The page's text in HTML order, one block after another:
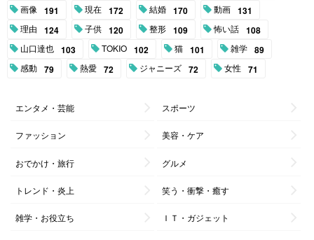
画像 191 現在 172 結婚 170 動画 131
理由 124 子供 120 整形 109 怖い話 108
山口達也 103 TOKIO 102 猫 101 雑学 89
感動 79 熱愛 72 ジャニーズ 72 女性 71
エンタメ・芸能 スポーツ
ファッション 美容・ケア
おでかけ・旅行 グルメ
トレンド・炎上 笑う・衝撃・癒す
雑学・お役立ち ＩＴ・ガジェット